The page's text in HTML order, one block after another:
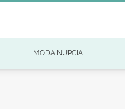
MODA NUPCIAL